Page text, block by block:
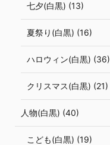
七夕(白黒) (13)
夏祭り(白黒) (16)
ハロウィン(白黒) (36)
クリスマス(白黒) (21)
人物(白黒) (40)
こども(白黒) (19)